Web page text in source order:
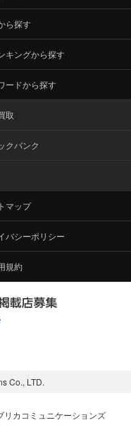
ら探す
キングから探す
ードから探す
取
クバンク
マップ
バシーポリシー
規約
Co., LTD.
リカコミュニケーションズ